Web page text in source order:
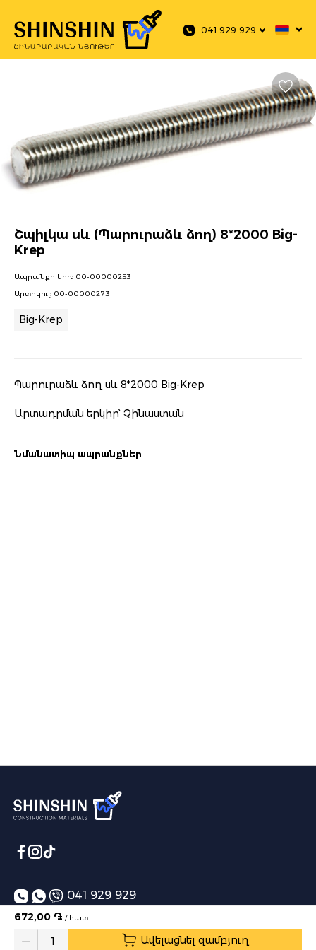
041 929 929
Շպիլկա սև (Պարուրաձև ձող) 8*2000 Big-
Krep
Ապրանքի կոդ: 00-00000253
Արտիկուլ: 00-00000273
Big-Krep
Պարուրաձև ձող սև 8*2000 Big-Krep
Արտադրման երկիր՝ Չինաստան
672,00 ֏ / հատ
Quantity Ավելացնել զամբյուղ
Նմանատիպ ապրանքներ
041 929 929
info@shinshin.am
Առաքման ժամեր՝ 10:00-19:00